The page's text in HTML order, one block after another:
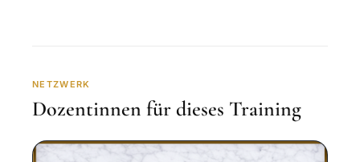
NETZWERK
Dozentinnen für dieses Training